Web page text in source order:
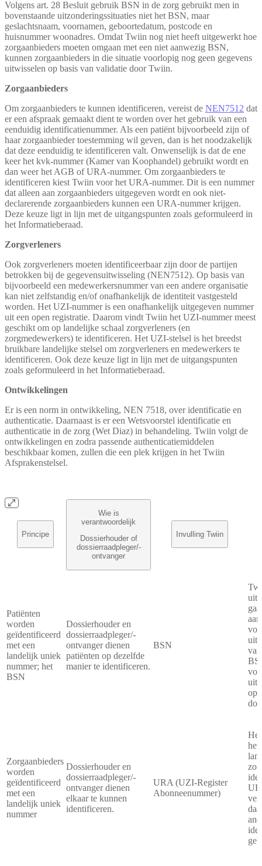
Volgens art. 28 Besluit gebruik BSN in de zorg gebruikt men in
bovenstaande uitzonderingssituaties niet het BSN, maar
geslachtsnaam, voornamen, geboortedatum, postcode en
huisnummer woonadres. Omdat Twiin nog niet heeft uitgewerkt hoe
zorgaanbieders moeten omgaan met een niet aanwezig BSN,
kunnen zorgaanbieders in die situatie voorlopig nog geen gegevens
uitwisselen op basis van validatie door Twiin.
Zorgaanbieders
Om zorgaanbieders te kunnen identificeren, vereist de NEN7512 dat
er een afspraak gemaakt dient te worden over het gebruik van een
eenduidig identificatienummer. Als een patiënt bijvoorbeeld zijn of
haar zorgaanbieder toestemming wil geven, dan is het noodzakelijk
dat deze eenduidig te identificeren valt. Onwenselijk is dat de ene
keer het kvk-nummer (Kamer van Koophandel) gebruikt wordt en
dan weer het AGB of URA-nummer. Om zorgaanbieders te
identificeren kiest Twiin voor het URA-nummer. Dit is een nummer
dat alleen aan zorgaanbieders uitgegeven wordt en ook niet-
declarerende zorgaanbieders kunnen een URA-nummer krijgen.
Deze keuze ligt in lijn met de uitgangspunten zoals geformuleerd in
het Informatieberaad.
Zorgverleners
Ook zorgverleners moeten identificeerbaar zijn door de partijen
betrokken bij de gegevensuitwisseling (NEN7512). Op basis van
bijvoorbeeld een medewerkersnummer van een andere organisatie
kan niet zelfstandig en/of onafhankelijk de identiteit vastgesteld
worden. Het UZI-nummer is een onafhankelijk uitgegeven nummer
uit een open registratie. Daarom vindt Twiin het UZI-nummer meest
geschikt om op landelijke schaal zorgverleners (en
zorgmedewerkers) te identificeren. Het UZI-stelsel is het breedst
bruikbare landelijke stelsel om zorgverleners en medewerkers te
identificeren. Ook deze keuze ligt in lijn met de uitgangspunten
zoals geformuleerd in het Informatieberaad.
Ontwikkelingen
Er is een norm in ontwikkeling, NEN 7518, over identificatie en
authenticatie. Daarnaast is er een Wetsvoorstel identificatie en
authenticatie in de zorg (Wet Diaz) in behandeling. Twiin volgt de
ontwikkelingen en zodra passende authenticatiemiddelen
beschikbaar komen, zullen die een plek krijgen in het Twiin
Afsprakenstelsel.
Principe
Wie is
verantwoordelijk
Dossierhouder of
dossierraadpleger/-
ontvanger
Invulling Twiin
Patiënten
worden
geïdentificeerd
met een
landelijk uniek
nummer; het
BSN
Dossierhouder en
dossierraadpleger/-
ontvanger dienen
patiënten op dezelfde
manier te identificeren.
BSN
op
Zorgaanbieders
worden
geïdentificeerd
met een
landelijk uniek
nummer
Dossierhouder en
dossierraadpleger/-
ontvanger dienen
elkaar te kunnen
identificeren.
URA (UZI-Register
Abonneenummer)
het